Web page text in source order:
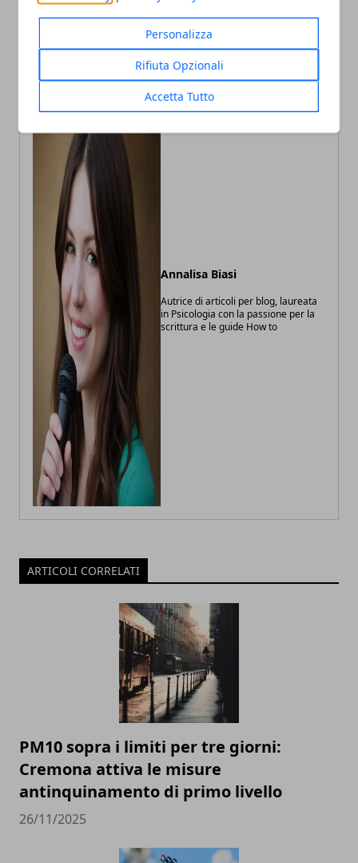
Personalizza
Rifiuta Opzionali
Accetta Tutto
senza intoppi: guida
pratica per mantenere
controllo
le convenzioni
Annalisa Biasi
Autrice di articoli per blog, laureata
in Psicologia con la passione per la
scrittura e le guide How to
ARTICOLI CORRELATI
PM10 sopra i limiti per tre giorni:
Cremona attiva le misure
antinquinamento di primo livello
26/11/2025